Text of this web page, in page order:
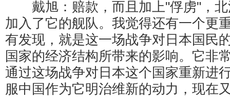
戴旭：赔款，而且加上"俘虏"，北
加入了它的舰队。我觉得还有一个更
有发现，就是这一场战争对日本国民
国家的经济结构所带来的影响。它非
通过这场战争对日本这个国家重新进
服中国作为它明治维新的动力，现在